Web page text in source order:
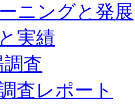
ニングと発展
実績
査
査レポート